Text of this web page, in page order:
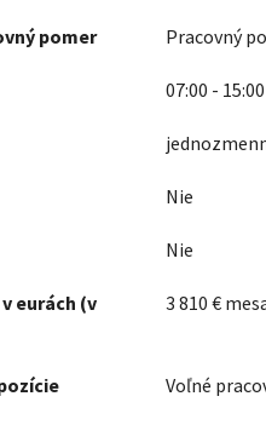
pomer Pracovný
07:00 - 15:00
Nie
Nie
eurách (v
3 810 €
Voľné